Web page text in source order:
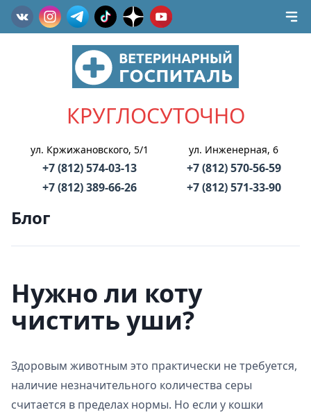
КРУГЛОСУТОЧНО
ул. Кржижановского, 5/1
+7 (812) 574-03-13
+7 (812) 389-66-26
ул. Инженерная, 6
+7 (812) 570-56-59
+7 (812) 571-33-90
Блог
Нужно ли коту
чистить уши?
Здоровым животным это практически не требуется,
наличие незначительного количества серы
считается в пределах нормы. Но если у кошки